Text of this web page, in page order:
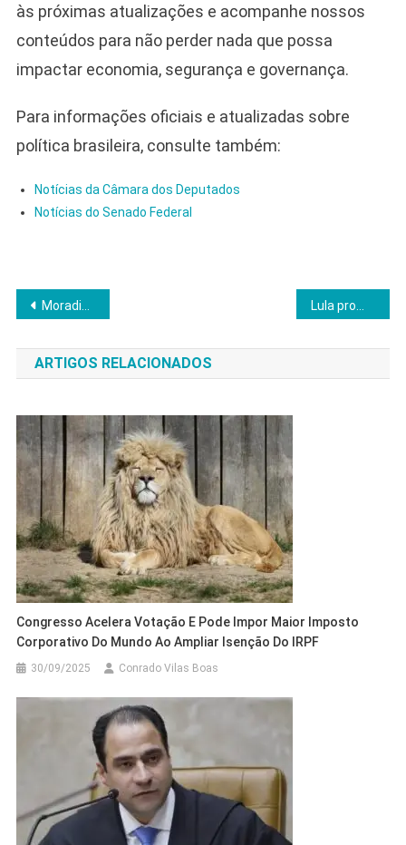
às próximas atualizações e acompanhe nossos
conteúdos para não perder nada que possa
impactar economia, segurança e governança.
Para informações oficiais e atualizadas sobre
política brasileira, consulte também:
Notícias da Câmara dos Deputados
Notícias do Senado Federal
Navegação
de
Post
Moradias populares em Diadema perdem padrão e geram debate sobre responsabilidade Lula promete ônibus grátis e semana de 4 dias; custo assusta mercado
ARTIGOS RELACIONADOS
Congresso Acelera Votação E Pode Impor Maior Imposto
Corporativo Do Mundo Ao Ampliar Isenção Do IRPF
30/09/2025 Conrado Vilas Boas